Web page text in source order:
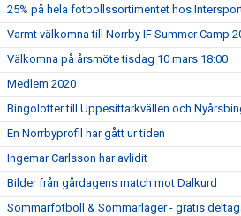
25% på hela fotbollssortimentet hos
Varmt välkomna till Norrby IF Summer Camp
Välkomna på årsmöte tisdag 10 mars 18:00
Medlem 2020
Bingolotter till Uppesittarkvällen och
En Norrbyprofil har gått ur tiden
Ingemar Carlsson har avlidit
Bilder från gårdagens match mot Dalkurd
Sommarfotboll & Sommarläger - gratis